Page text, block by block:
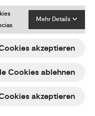
Mehr Details
akzeptieren
Cookies ablehnen
akzeptieren